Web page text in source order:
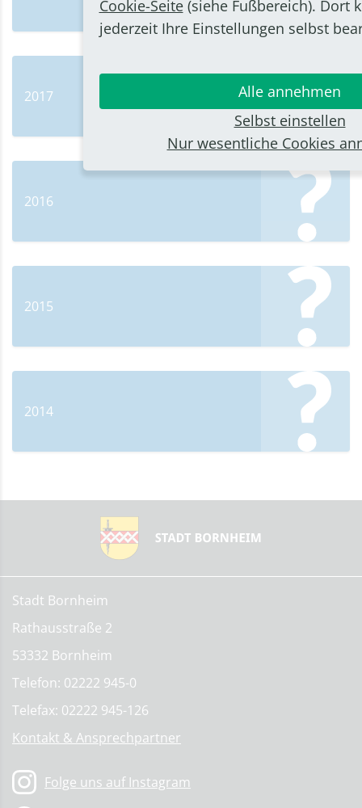
2017
2016
2015
2014
Stadt Bornheim
Rathausstraße 2
53332 Bornheim
Telefon: 02222 945-0
Telefax: 02222 945-126
Kontakt & Ansprechpartner
Folge uns auf Instagram
Cookie-Seite(siehe Fußbereich). Dort
jederzeit Ihre Einstellungen selbst
Alle annehmen
Selbst einstellen
Nur wesentliche Cookies